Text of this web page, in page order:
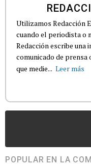
Utilizamos Redacción
cuando el periodista o
Redacción escribe una
comunicado de prensa
que medie... Leer más
POPULAR EN LA